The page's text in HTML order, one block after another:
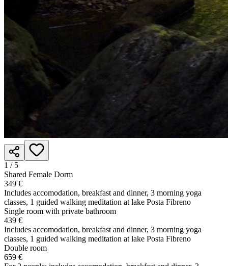
1 / 5
Shared Female Dorm
349 €
Includes accomodation, breakfast and dinner, 3 morning yoga
classes, 1 guided walking meditation at lake Posta Fibreno
Single room with private bathroom
439 €
Includes accomodation, breakfast and dinner, 3 morning yoga
classes, 1 guided walking meditation at lake Posta Fibreno
Double room
659 €